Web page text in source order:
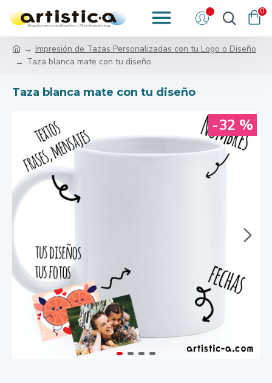
0
Impresión de Tazas Personalizadas con tu Logo o Diseño
Taza blanca mate con tu diseño
Taza blanca mate con tu diseño
-32 %